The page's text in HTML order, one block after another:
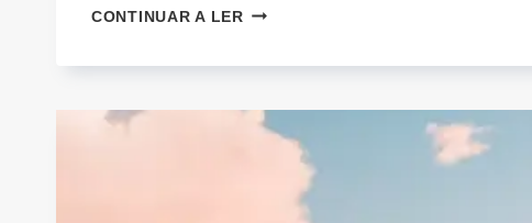
CONTINUAR A LERORDENAR